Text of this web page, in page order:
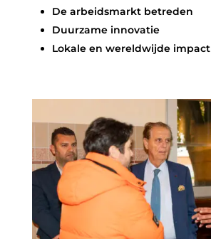
De arbeidsmarkt betreden
Duurzame innovatie
Lokale en wereldwijde impact